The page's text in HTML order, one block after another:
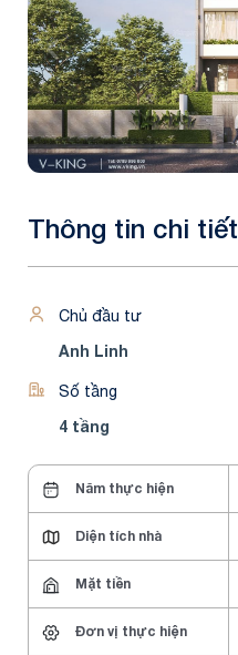
Thông tin chi tiết
Chủ đầu tư
Anh Linh
Số tầng
4 tầng
Năm thực hiện
Diện tích nhà
Mặt tiền
Đơn vị thực hiện